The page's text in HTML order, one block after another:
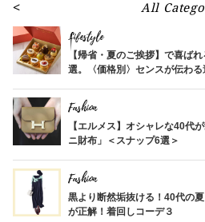
All
Lifestyle
【帰省・夏のご挨拶】で喜ば
選。〈価格別〉センスが伝わる
Fashion
【エルメス】オシャレな40代
ニ財布」＜スナップ6選＞
Fashion
黒より断然垢抜ける！40代の夏
が正解！着回しコーデ３